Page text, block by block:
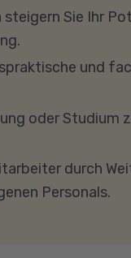
wir PCs oder
und einem
Bitte achten Sie
Programme,
Sie Ihr
und
oder Studium
durch
Personals.